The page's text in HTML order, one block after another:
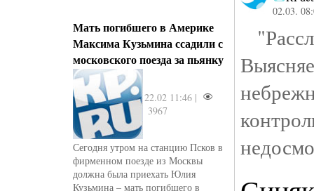
Мать погибшего в Америке
Максима Кузьмина ссадили с
московского поезда за пьянку
22.02 11:46 |
3967
Сегодня утром на станцию Псков в
фирменном поезде из Москвы
должна была приехать Юлия
Кузьмина – мать погибшего в
02.03.